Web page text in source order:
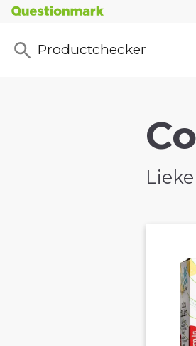
Productchecker